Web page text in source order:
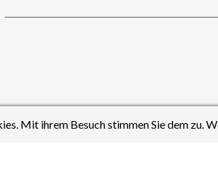
Mit ihrem Besuch stimmen Sie dem zu.